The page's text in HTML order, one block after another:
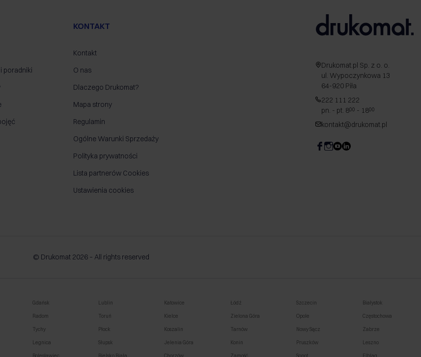
poradniki
KONTAKT
Kontakt
O nas
Dlaczego Drukomat?
Mapa strony
Regulamin
Ogólne Warunki Sprzedaży
Polityka prywatności
Lista partnerów Cookies
Ustawienia cookies
Drukomat.pl Sp. z o. o.
ul. Wypoczynkowa 13
64-920 Piła
222 111 222
pn. - pt. 800 - 1800
kontakt@drukomat.pl
© Drukomat 2026 – All rights reserved
Gdańsk Lublin Katowice Łódź Szczecin Białystok
Radom Toruń Kielce Zielona Góra Opole Częstochowa
Tychy Płock Koszalin Tarnów Nowy Sącz Zabrze
Legnica Słupsk Jelenia Góra Konin Pruszków Leszno